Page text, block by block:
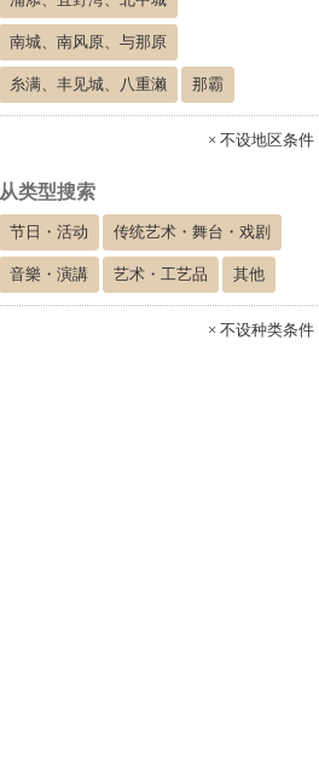
南城、南风原、与那原
糸满、丰见城、八重濑 那霸
× 不设地区条件
从类型搜索
节日・活动 传统艺术・舞台・戏剧
音樂・演講 艺术・工艺品 其他
× 不设种类条件